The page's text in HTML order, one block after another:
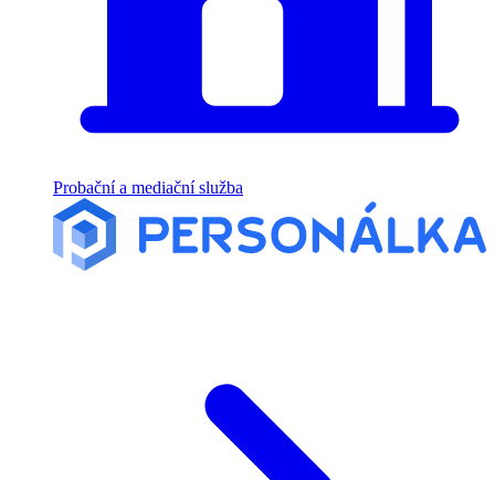
Probační a mediační služba